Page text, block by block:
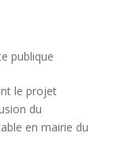
publique
le projet
du
en mairie du